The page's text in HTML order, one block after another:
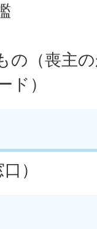
の（喪主
ド）
）